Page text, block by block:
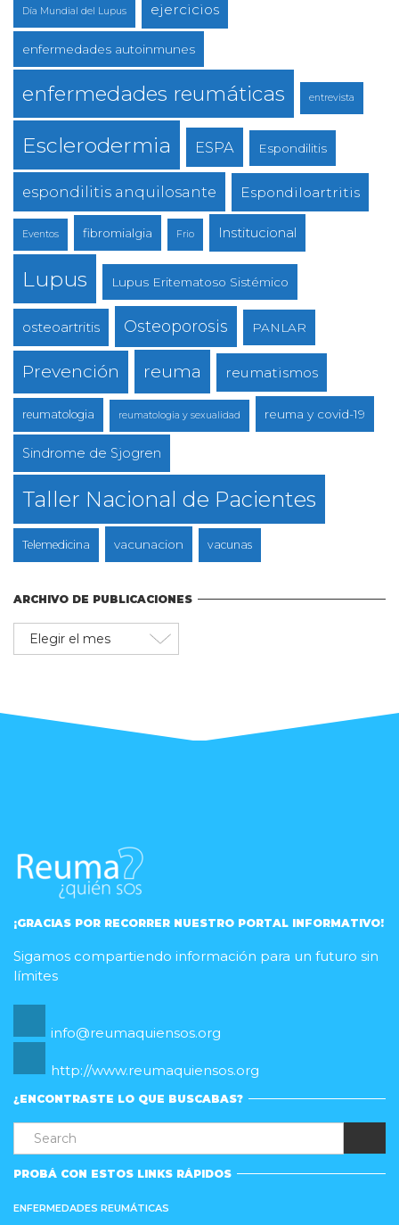
Día Mundial del Lupus ejercicios
enfermedades autoinmunes
enfermedades reumáticas entrevista
Esclerodermia ESPA Espondilitis
espondilitis anquilosante Espondiloartritis
Eventos fibromialgia Frio Institucional
Lupus Lupus Eritematoso Sistémico
osteoartritis Osteoporosis PANLAR
Prevención reuma reumatismos
reumatologia reumatologia y sexualidad reuma y covid-19
Sindrome de Sjogren
Taller Nacional de Pacientes
Telemedicina vacunacion vacunas
ARCHIVO DE PUBLICACIONES
Archivo
de
¡GRACIAS POR RECORRER NUESTRO PORTAL INFORMATIVO!
Sigamos compartiendo información para un futuro sin
límites
info@reumaquiensos.org
http://www.reumaquiensos.org
¿ENCONTRASTE LO QUE BUSCABAS?
PROBÁ CON ESTOS LINKS RÁPIDOS
ENFERMEDADES REUMÁTICAS